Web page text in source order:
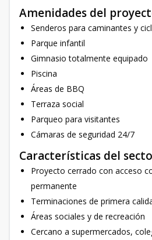
Amenidades del
Senderos para caminantes y
Parque infantil
Gimnasio totalmente equipado
Piscina
Áreas de BBQ
Terraza social
Parqueo para visitantes
Cámaras de seguridad 24/7
Características del
Proyecto cerrado con acceso
permanente
Terminaciones de primera
Áreas sociales y de recreación
Cercano a supermercados,